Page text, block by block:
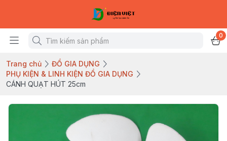
0
Trang chủ
ĐỒ GIA DỤNG
PHỤ KIỆN & LINH KIỆN ĐỒ GIA DỤNG
CÁNH QUẠT HÚT 25cm